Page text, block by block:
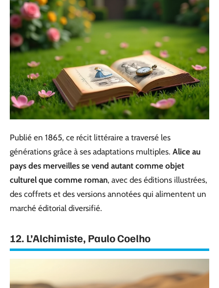
Publié en 1865, ce récit littéraire a traversé les
générations grâce à ses adaptations multiples. Alice au
pays des merveilles se vend autant comme objet
culturel que comme roman, avec des éditions illustrées,
des coffrets et des versions annotées qui alimentent un
marché éditorial diversifié.
12. L’Alchimiste, Paulo Coelho